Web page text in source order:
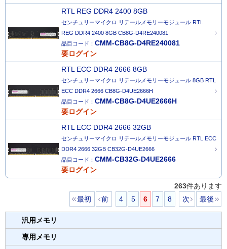
RTL REG DDR4 2400 8GB
センチュリーマイクロ リテールメモリーモジュール RTL
REG DDR4 2400 8GB CB8G-D4RE240081
品目コード： CMM-CB8G-D4RE240081
要ログイン
RTL ECC DDR4 2666 8GB
センチュリーマイクロ リテールメモリーモジュール 8GB RTL
ECC DDR4 2666 CB8G-D4UE2666H
品目コード： CMM-CB8G-D4UE2666H
要ログイン
RTL ECC DDR4 2666 32GB
センチュリーマイクロ リテールメモリーモジュール RTL ECC
DDR4 2666 32GB CB32G-D4UE2666
品目コード： CMM-CB32G-D4UE2666
要ログイン
263件あります
最初
前 4 5 6 7 8 次 最後
汎用メモリ
専用メモリ